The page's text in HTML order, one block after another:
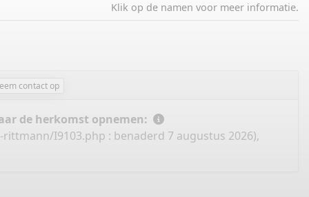
Klik op de namen voor meer informatie.
contact op
de herkomst opnemen:
I9103.php : benaderd 7 augustus 2026),